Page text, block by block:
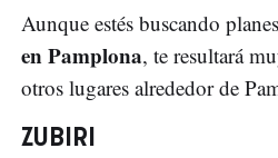
Aunque estés buscando
en Pamplona, te resultará
otros lugares alrededor de
ZUBIRI